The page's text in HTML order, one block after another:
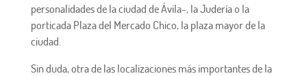
personalidades de la ciudad de Ávila-, la Judería o la
porticada Plaza del Mercado Chico, la plaza mayor de la
ciudad.
Sin duda, otra de las localizaciones más importantes de la